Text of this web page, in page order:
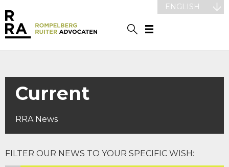
ENGLISH
Current
RRA News
FILTER OUR NEWS TO YOUR SPECIFIC WISH: